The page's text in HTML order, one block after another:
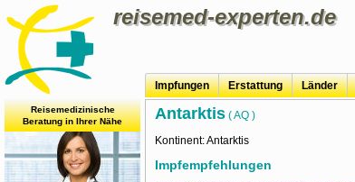
reisemed-experten.de
Impfungen Erstattung Länder
Reisemedizinische
Beratung in Ihrer Nähe
Antarktis ( AQ )
Kontinent: Antarktis
Impfempfehlungen